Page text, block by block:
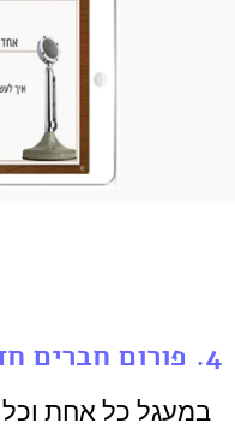
4. פורום חברים חדשני
במעגל כל אחת